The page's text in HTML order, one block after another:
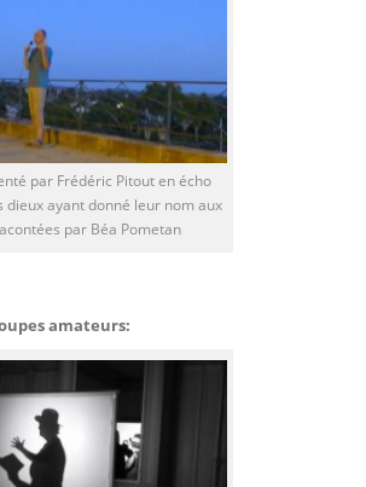
par Frédéric Pitout en écho
dieux ayant donné leur nom aux
par Béa Pometan
amateurs: